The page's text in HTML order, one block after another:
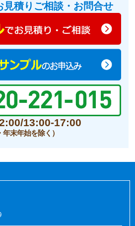
見積りご相談・お問合せ
13:00-17:00
年末年始を除く）